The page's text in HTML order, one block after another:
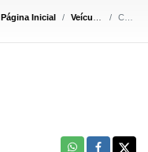
Página Inicial Veículos Cargo 2629